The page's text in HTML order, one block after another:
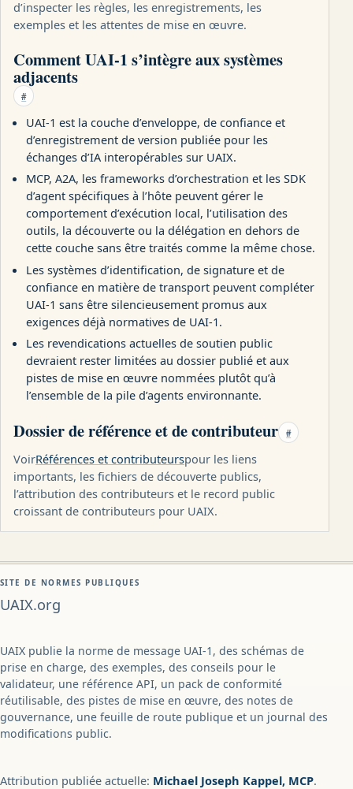
d’inspecter les règles, les enregistrements, les
exemples et les attentes de mise en œuvre.
Comment UAI-1 s’intègre aux systèmes
adjacents
#
UAI-1 est la couche d’enveloppe, de confiance et
d’enregistrement de version publiée pour les
échanges d’IA interopérables sur UAIX.
MCP, A2A, les frameworks d’orchestration et les SDK
d’agent spécifiques à l’hôte peuvent gérer le
comportement d’exécution local, l’utilisation des
outils, la découverte ou la délégation en dehors de
cette couche sans être traités comme la même chose.
Les systèmes d’identification, de signature et de
confiance en matière de transport peuvent compléter
UAI-1 sans être silencieusement promus aux
exigences déjà normatives de UAI-1.
Les revendications actuelles de soutien public
devraient rester limitées au dossier publié et aux
pistes de mise en œuvre nommées plutôt qu’à
l’ensemble de la pile d’agents environnante.
Dossier de référence et de contributeur #
VoirRéférences et contributeurspour les liens
importants, les fichiers de découverte publics,
l’attribution des contributeurs et le record public
croissant de contributeurs pour UAIX.
SITE DE NORMES PUBLIQUES
UAIX.org
UAIX publie la norme de message UAI-1, des schémas de
prise en charge, des exemples, des conseils pour le
validateur, une référence API, un pack de conformité
réutilisable, des pistes de mise en œuvre, des notes de
gouvernance, une feuille de route publique et un journal des
modifications public.
Attribution publiée actuelle: Michael Joseph Kappel, MCP.